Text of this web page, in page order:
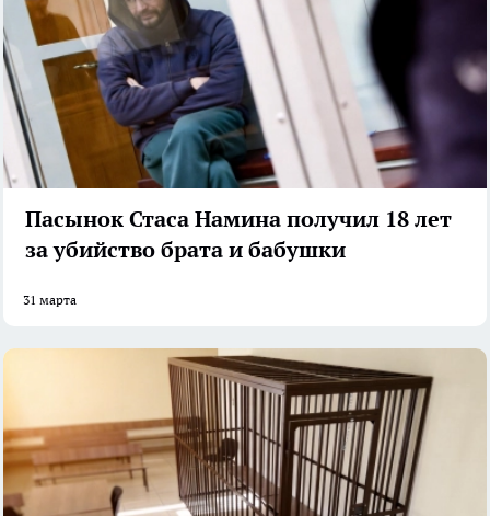
Пасынок Стаса Намина получил 18 лет
за убийство брата и бабушки
31 марта